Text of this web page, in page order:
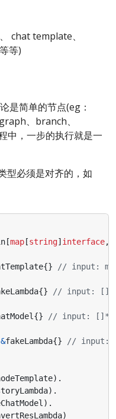
chat template、
等)
是简单的节点(eg：
、branch、
中，一步的执行就是一
型必须是对齐的，如
[map [string] interface,
{} // input:
{} // input:
{} // input:
&fakeLambda{} // input:
).
).
).
)